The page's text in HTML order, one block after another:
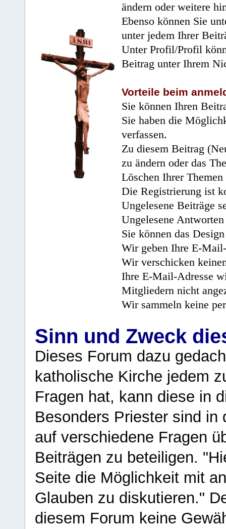
ändern oder weitere
Ebenso können Sie
unter jedem Ihrer
Unter Profil/Profil
Beitrag unter Ihrem
Vorteile beim
Sie können Ihren
Sie haben die
verfassen.
Zu diesem Beitrag
zu ändern oder das
Löschen Ihrer
Die Registrierung ist
Ungelesene Beiträge
Ungelesene
Sie können das
Wir geben Ihre E-
Wir verschicken
Ihre E-Mail-Adresse
Mitgliedern nicht
Wir sammeln keine
Sinn und Zweck
Dieses Forum dazu
katholische Kirche jedem
Fragen hat, kann diese in
Besonders Priester sind in
auf verschiedene Fragen
Beiträgen zu beteiligen.
Seite die Möglichkeit mit
Glauben zu diskutieren."
diesem Forum keine